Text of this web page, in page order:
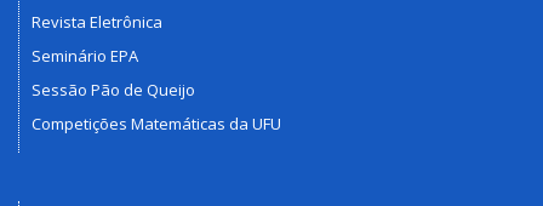
Revista Eletrônica
Seminário EPA
Sessão Pão de Queijo
Competições Matemáticas da UFU